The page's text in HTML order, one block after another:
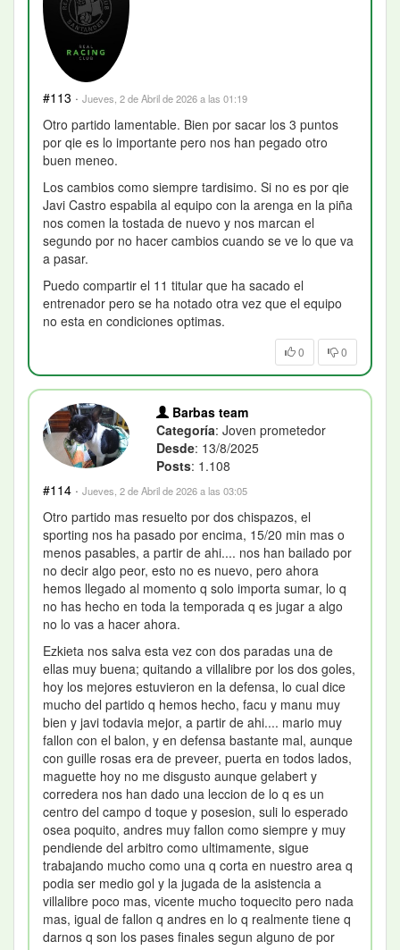
#113 · Jueves, 2 de Abril de 2026 a las 01:19
Otro partido lamentable. Bien por sacar los 3 puntos
por qie es lo importante pero nos han pegado otro
buen meneo.
Los cambios como siempre tardisimo. Si no es por qie
Javi Castro espabila al equipo con la arenga en la piña
nos comen la tostada de nuevo y nos marcan el
segundo por no hacer cambios cuando se ve lo que va
a pasar.
Puedo compartir el 11 titular que ha sacado el
entrenador pero se ha notado otra vez que el equipo
no esta en condiciones optimas.
0 0
Barbas team
Categoría: Joven prometedor
Desde: 13/8/2025
Posts: 1.108
#114 · Jueves, 2 de Abril de 2026 a las 03:05
Otro partido mas resuelto por dos chispazos, el
sporting nos ha pasado por encima, 15/20 min mas o
menos pasables, a partir de ahi.... nos han bailado por
no decir algo peor, esto no es nuevo, pero ahora
hemos llegado al momento q solo importa sumar, lo q
no has hecho en toda la temporada q es jugar a algo
no lo vas a hacer ahora.
Ezkieta nos salva esta vez con dos paradas una de
ellas muy buena; quitando a villalibre por los dos goles,
hoy los mejores estuvieron en la defensa, lo cual dice
mucho del partido q hemos hecho, facu y manu muy
bien y javi todavia mejor, a partir de ahi.... mario muy
fallon con el balon, y en defensa bastante mal, aunque
con guille rosas era de preveer, puerta en todos lados,
maguette hoy no me disgusto aunque gelabert y
corredera nos han dado una leccion de lo q es un
centro del campo d toque y posesion, suli lo esperado
osea poquito, andres muy fallon como siempre y muy
pendiende del arbitro como ultimamente, sigue
trabajando mucho como una q corta en nuestro area q
podia ser medio gol y la jugada de la asistencia a
villalibre poco mas, vicente mucho toquecito pero nada
mas, igual de fallon q andres en lo q realmente tiene q
darnos q son los pases finales segun alguno de por